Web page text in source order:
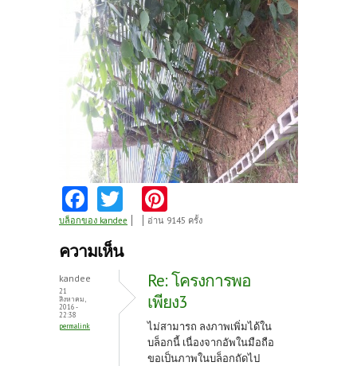
Fa
ce
b
o
k
w
itt
nt
es
t
บล็อกของ kandee อ่าน 9145 ครั้ง
ความเห็น
kandee
21
สิงหาคม,
2016 -
22:38
permalink
Re: โครงการพอ
เพียง3
ไม่สามารถ ลงภาพเพิ่มได้ใน
บล็อกนี้ เนื่องจากอัพในมือถือ
ขอเป็นภาพในบล็อกถัดไป